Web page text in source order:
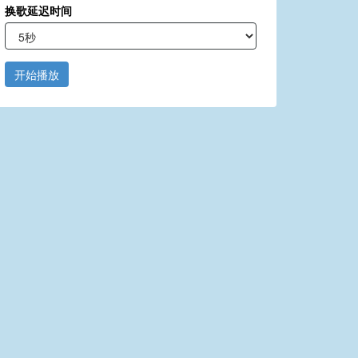
换歌延迟时间
开始播放